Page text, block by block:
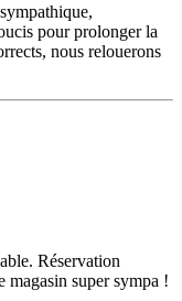
pour prolonger la
nous relouerons
Réservation
magasin super sympa !